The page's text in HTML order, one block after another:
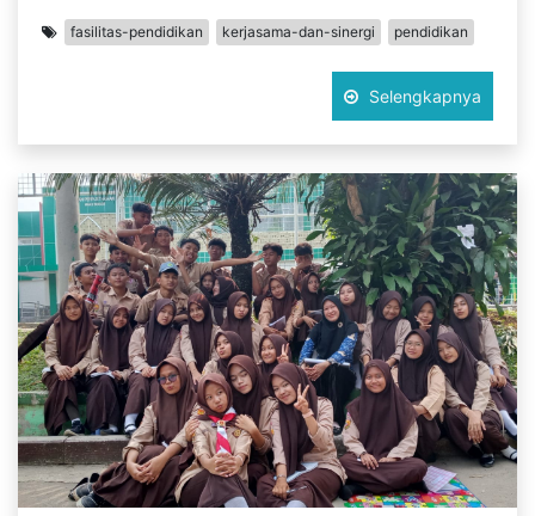
fasilitas-pendidikan kerjasama-dan-sinergi pendidikan
Selengkapnya